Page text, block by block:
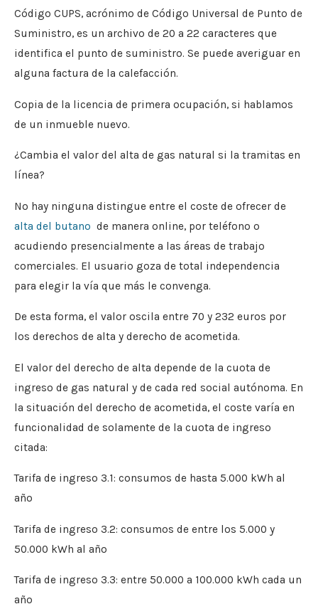
Código CUPS, acrónimo de Código Universal de Punto de
Suministro, es un archivo de 20 a 22 caracteres que
identifica el punto de suministro. Se puede averiguar en
alguna factura de la calefacción.
Copia de la licencia de primera ocupación, si hablamos
de un inmueble nuevo.
¿Cambia el valor del alta de gas natural si la tramitas en
línea?
No hay ninguna distingue entre el coste de ofrecer de
alta del butano de manera online, por teléfono o
acudiendo presencialmente a las áreas de trabajo
comerciales. El usuario goza de total independencia
para elegir la vía que más le convenga.
De esta forma, el valor oscila entre 70 y 232 euros por
los derechos de alta y derecho de acometida.
El valor del derecho de alta depende de la cuota de
ingreso de gas natural y de cada red social autónoma. En
la situación del derecho de acometida, el coste varía en
funcionalidad de solamente de la cuota de ingreso
citada:
Tarifa de ingreso 3.1: consumos de hasta 5.000 kWh al
año
Tarifa de ingreso 3.2: consumos de entre los 5.000 y
50.000 kWh al año
Tarifa de ingreso 3.3: entre 50.000 a 100.000 kWh cada un
año